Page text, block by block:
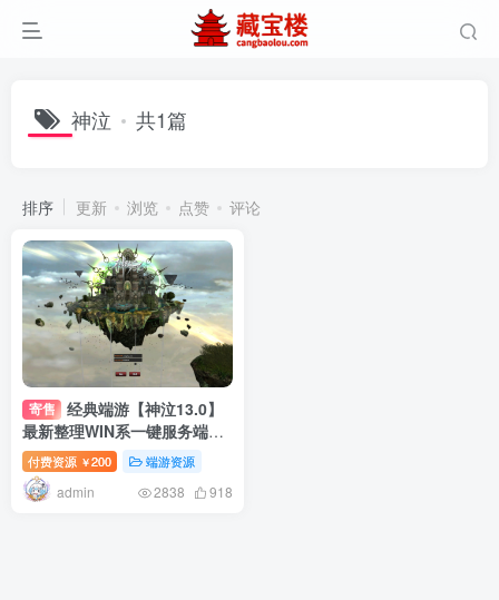
神泣 共1篇
排序 更新 浏览 点赞 评论
寄售 经典端游【神泣13.0】
最新整理WIN系一键服务端
+GM工具+GM命令+PC客户端
+搭建教程
付费资源 ￥200 端游资源
admin 2838 918